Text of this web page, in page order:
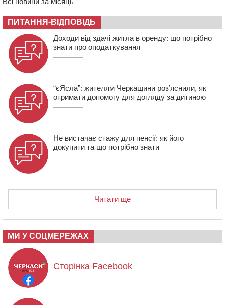
торфу
11:35 Від 80 гривень за кілограм: в Україні прогнозують
стрибок цін на гречку
10:56 Захисника зі Звенигородщини, який обороняв
Авдіївку, нагородили “Комбатантським хрестом”
ПИТАННЯ-ВІДПОВІДЬ
Доходи від здачі житла в оренду: що потрібно
знати про оподаткування
“єЯсла”: жителям Черкащини роз’яснили, як
отримати допомогу для догляду за дитиною
Не вистачає стажу для пенсії: як його
докупити та що потрібно знати
Читати ще
МИ У СОЦМЕРЕЖАХ
Сторінка Facebook